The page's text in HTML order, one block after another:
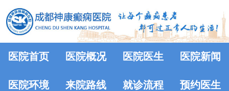
医院首页 医院概况 医院医生 医院新闻
医院环境 来院路线 就诊流程 预约医生